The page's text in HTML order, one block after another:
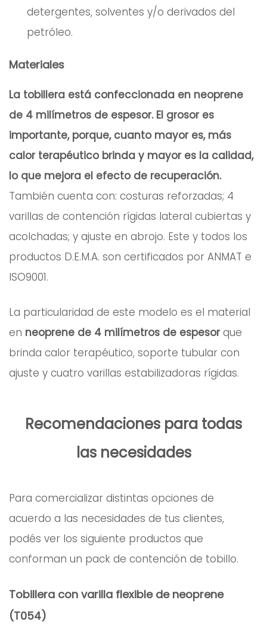
detergentes, solventes y/o derivados del
petróleo.
Materiales
La tobillera está confeccionada en neoprene
de 4 milímetros de espesor. El grosor es
importante, porque, cuanto mayor es, más
calor terapéutico brinda y mayor es la calidad,
lo que mejora el efecto de recuperación.
También cuenta con: costuras reforzadas; 4
varillas de contención rígidas lateral cubiertas y
acolchadas; y ajuste en abrojo. Este y todos los
productos D.E.M.A. son certificados por ANMAT e
ISO9001.
La particularidad de este modelo es el material
en neoprene de 4 milímetros de espesorque
brinda calor terapéutico, soporte tubular con
ajuste y cuatro varillas estabilizadoras rígidas.
Recomendaciones para todas
las necesidades
Para comercializar distintas opciones de
acuerdo a las necesidades de tus clientes,
podés ver los siguiente productos que
conforman un pack de contención de tobillo.
Tobillera con varilla flexible de neoprene
(T054)